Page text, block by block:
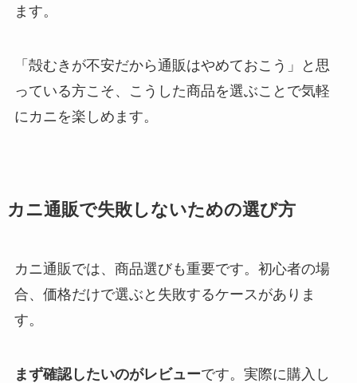
ます。
「殻むきが不安だから通販はやめておこう」と思
っている方こそ、こうした商品を選ぶことで気軽
にカニを楽しめます。
カニ通販で失敗しないための選び方
カニ通販では、商品選びも重要です。初心者の場
合、価格だけで選ぶと失敗するケースがありま
す。
まず確認したいのがレビューです。実際に購入し